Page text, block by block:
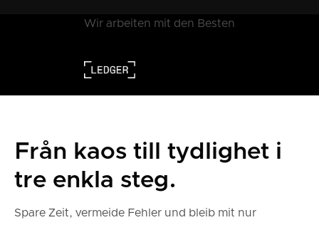
Wir arbeiten mit den Besten
Från kaos till tydlighet i
tre enkla steg.
Spare Zeit, vermeide Fehler und bleib mit nur